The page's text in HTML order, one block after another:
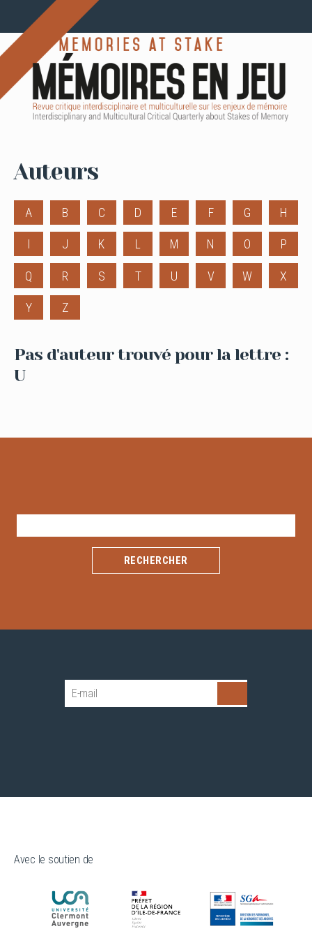
Auteurs
A B C D E F G H
I J K L M N O P
Q R S T U V W X
Y Z
Pas d'auteur trouvé pour la lettre :
U
Avec le soutien de